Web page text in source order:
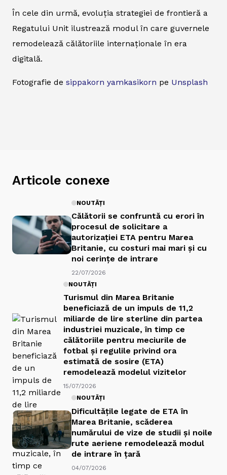
În cele din urmă, evoluția strategiei de frontieră a
Regatului Unit ilustrează modul în care guvernele
remodelează călătoriile internaționale în era
digitală.
Fotografie de sippakorn yamkasikorn pe Unsplash
Articole conexe
NOUTĂȚI
Călătorii se confruntă cu erori în
procesul de solicitare a
autorizației ETA pentru Marea
Britanie, cu costuri mai mari și cu
noi cerințe de intrare
22/07/2026
NOUTĂȚI
Turismul din Marea Britanie
beneficiază de un impuls de 11,2
miliarde de lire sterline din partea
industriei muzicale, în timp ce
călătoriile pentru meciurile de
fotbal și regulile privind ora
estimată de sosire (ETA)
remodelează modelul vizitelor
15/07/2026
NOUTĂȚI
Dificultățile legate de ETA în
Marea Britanie, scăderea
numărului de vize de studii și noile
rute aeriene remodelează modul
de intrare în țară
04/07/2026